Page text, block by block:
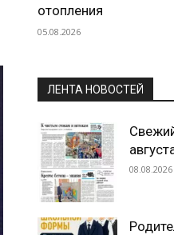
отопления
05.08.2026
ЛЕНТА НОВОСТЕЙ
08.08.2026